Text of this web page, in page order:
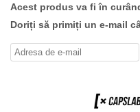
Acest produs va fi în
Doriți să primiți un e-mail